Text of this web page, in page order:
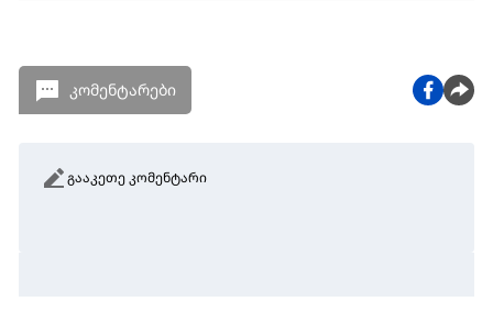
კომენტარები
გააკეთე კომენტარი